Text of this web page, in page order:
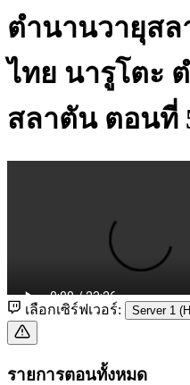
ตำนานวายุส
ไทย นารูโตะ
สลาตัน ตอนที่
เลือกเซิร์ฟเวอร์: Server 1
รายการตอนทั้งหมด